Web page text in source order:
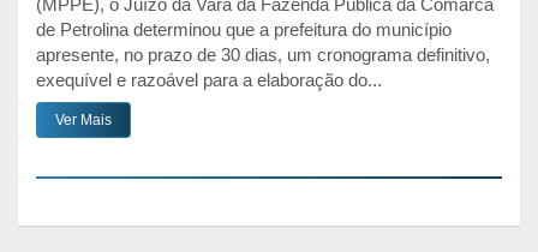
(MPPE), o Juízo da Vara da Fazenda Pública da Comarca
de Petrolina determinou que a prefeitura do município
apresente, no prazo de 30 dias, um cronograma definitivo,
exequível e razoável para a elaboração do...
Ver Mais